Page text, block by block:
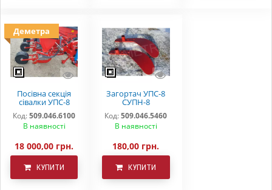
Деметра
Посівна секція
сівалки УПС-8
"DEMETRA"
Код:509.046.6100
В наявності
18 000,00 грн.
КУПИТИ
Загортач УПС-8
СУПН-8
"DEMETRA"
Код: 509.046.5460
В наявності
180,00 грн.
КУПИТИ